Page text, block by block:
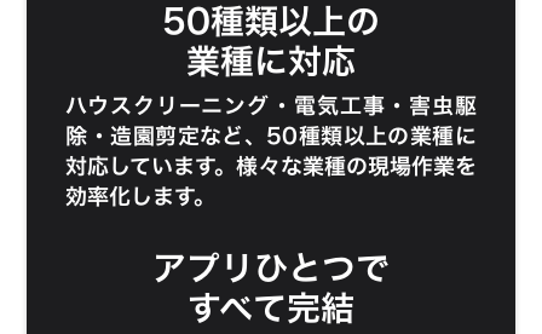
50種類以上の
業種に対応
ハウスクリーニング ・ 電気工事 ・ 害虫駆
除 ・造園剪定など、50種類以上の業種に
対応しています。様々な業種の現場作業を
効率化します。
アプリひとつで
すべて完結